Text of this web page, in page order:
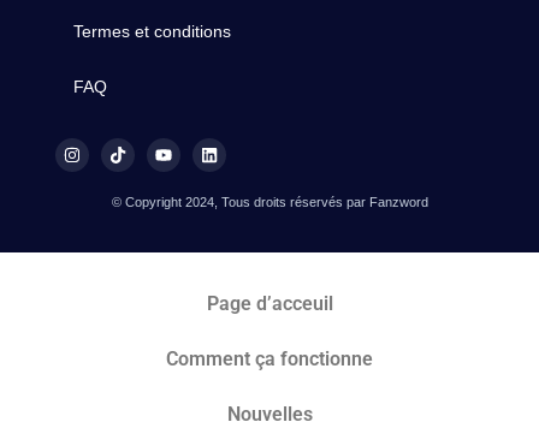
Termes et conditions
FAQ
© Copyright 2024, Tous droits réservés par Fanzword
Page d’acceuil
Comment ça fonctionne
Nouvelles